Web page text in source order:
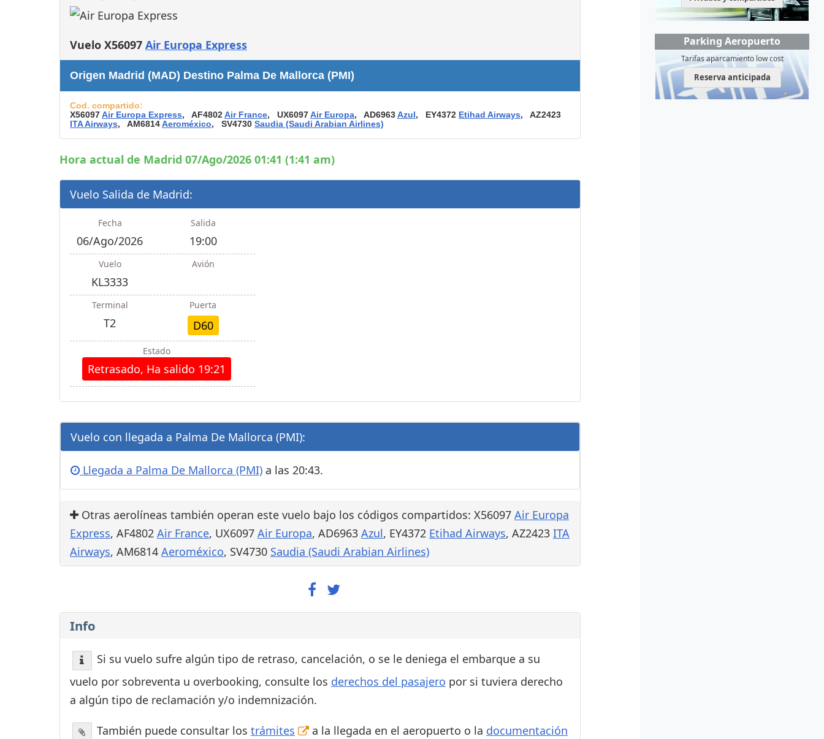
Vuelo X56097 Air Europa Express
Origen Madrid (MAD) Destino Palma De Mallorca (PMI)
Cod. compartido:
X56097Air Europa Express, AF4802Air France, UX6097Air Europa, AD6963Azul, EY4372 Etihad Airways, AZ2423
ITA Airways, AM6814Aeroméxico, SV4730 Saudia (Saudi Arabian Airlines)
Hora actual de Madrid 07/Ago/2026 01:41 (1:41 am)
Vuelo Salida de Madrid:
Fecha
06/Ago/2026
Salida
19:00
Vuelo
KL3333
Avión
Terminal
T2
Puerta
D60
Estado
Retrasado, Ha salido 19:21
Vuelo con llegada a Palma De Mallorca (PMI):
Llegada a Palma De Mallorca (PMI) a las 20:43.
Otras aerolíneas también operan este vuelo bajo los códigos compartidos: X56097 Air Europa
Express, AF4802 Air France, UX6097 Air Europa, AD6963 Azul, EY4372 Etihad Airways, AZ2423 ITA
Airways, AM6814 Aeroméxico, SV4730 Saudia (Saudi Arabian Airlines)
Info
Si su vuelo sufre algún tipo de retraso, cancelación, o se le deniega el embarque a su
vuelo por sobreventa u overbooking, consulte los derechos del pasajero por si tuviera derecho
a algún tipo de reclamación y/o indemnización.
También puede consultar los trámites a la llegada en el aeropuerto o la documentación
Parking Aeropuerto
Tarifas aparcamiento low cost
Reserva anticipada
Tiendas y Restaurantes